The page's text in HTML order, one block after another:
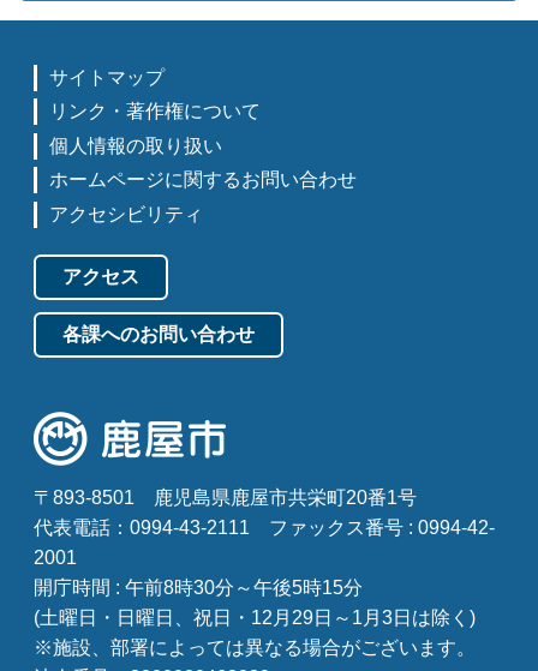
サイトマップ
リンク・著作権について
個人情報の取り扱い
ホームページに関するお問い合わせ
アクセシビリティ
アクセス
各課へのお問い合わせ
〒893-8501
鹿児島県鹿屋市共栄町20番1号
代表電話：0994-43-2111
ファックス番号 : 0994-42-
2001
開庁時間 : 午前8時30分～午後5時15分
(土曜日・日曜日、祝日・12月29日～1月3日は除く)
※施設、部署によっては異なる場合がございます。